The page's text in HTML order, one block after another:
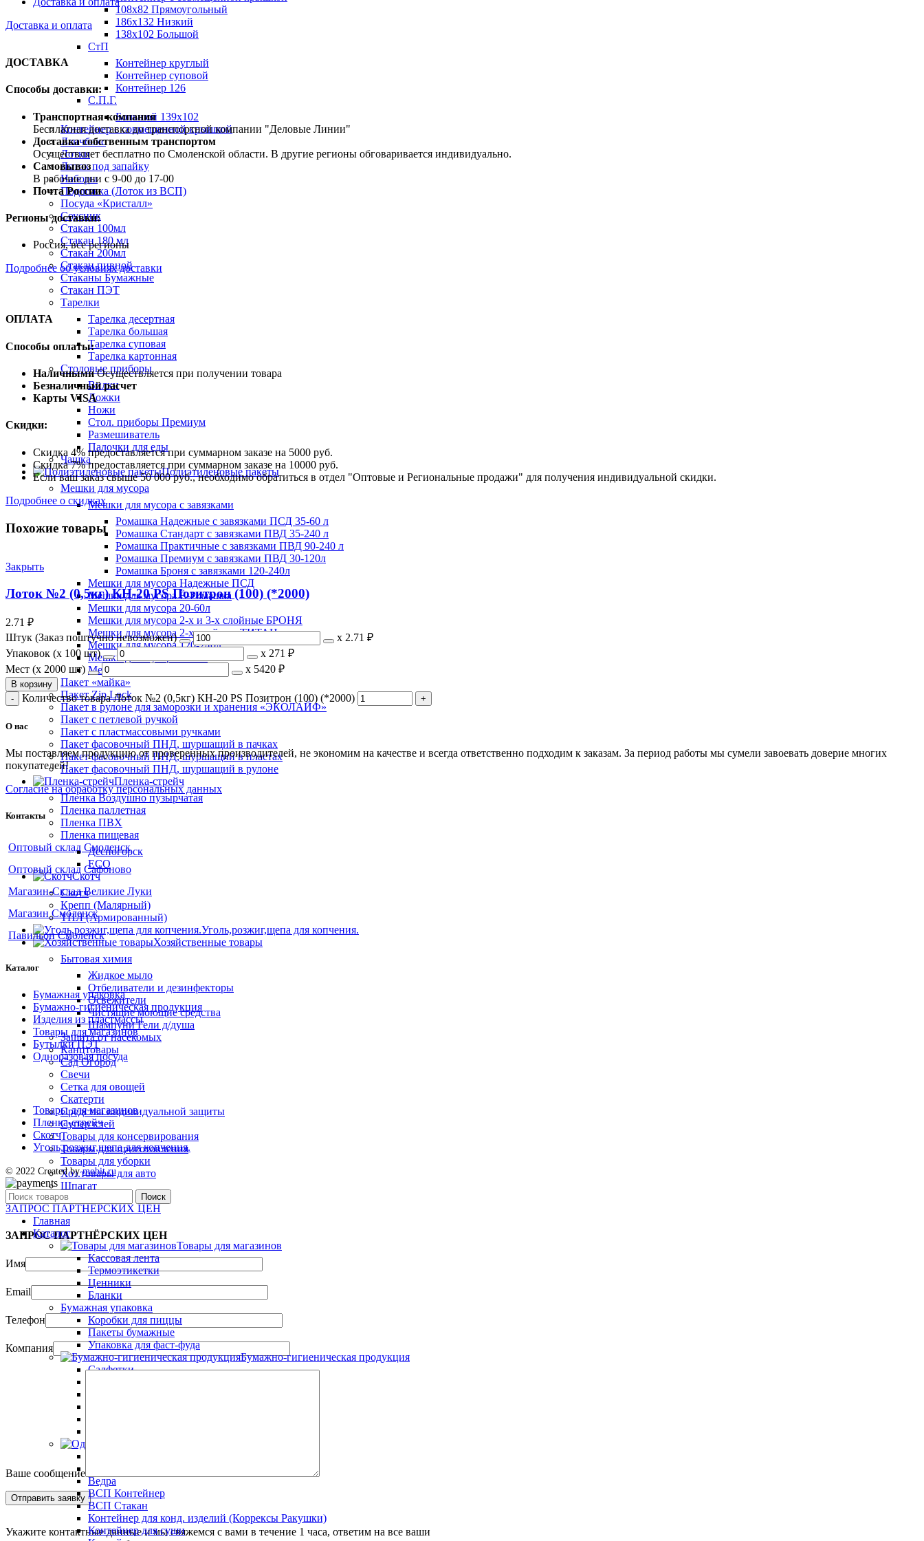
108х82 Прямоугольный
186х132 Низкий
138х102 Большой
СтП
Контейнер круглый
Контейнер суповой
Контейнер 126
С.П.Г.
Большой 139х102
Контейнер с совмещенной крышкой
Ланчбокс
Лотки
Лоток под запайку
Наборы
Подложка (Лоток из ВСП)
Посуда «Кристалл»
Соусник
Стакан 100мл
Стакан 180 мл
Стакан 200мл
Стакан пивной
Стаканы Бумажные
Стакан ПЭТ
Тарелки
Тарелка десертная
Тарелка большая
Тарелка суповая
Тарелка картонная
Столовые приборы
Вилки
Ложки
Ножи
Стол. приборы Премиум
Размешиватель
Палочки для еды
Чашка
Полиэтиленовые пакеты
Мешки для мусора
Мешки для мусора с завязками
Ромашка Надежные с завязками ПСД 35-60 л
Ромашка Стандарт с завязками ПВД 35-240 л
Ромашка Практичные с завязками ПВД 90-240 л
Ромашка Премиум с завязками ПВД 30-120л
Ромашка Броня с завязками 120-240л
Мешки для мусора Надежные ПСД
Мешки для мусора Ё-Ромашка
Мешки для мусора 20-60л
Мешки для мусора 2-х и 3-х слойные БРОНЯ
Мешки для мусора 2-х слойные ТИТАН
Мешки для мусора 120-240л
Мешки для мусора Пласт
Мешки для мусора ПРОФИ
Пакет «майка»
Пакет Zip Lock
Пакет в рулоне для заморозки и хранения «ЭКОЛАЙФ»
Пакет с петлевой ручкой
Пакет с пластмассовыми ручками
Пакет фасовочный ПНД, шуршащий в пачках
Пакет фасовочный ПНД, шуршащий в пластах
Пакет фасовочный ПНД, шуршащий в рулоне
Пленка-стрейч
Пленка Воздушно пузырчатая
Пленка паллетная
Пленка ПВХ
Пленка пищевая
Десногорск
ECO
Скотч
Скотч
Крепп (Малярный)
ТПЛ (Армированный)
Уголь,розжиг,щепа для копчения.
Хозяйственные товары
Бытовая химия
Жидкое мыло
Отбеливатели и дезинфекторы
Освежители
Чистящие моющие средства
Шампуни Гели д/душа
Защита от насекомых
Канцтовары
Сад Огород
Свечи
Сетка для овощей
Скатерти
Средства индивидуальной защиты
Супер клей
Товары для консервирования
Товары для приготовления
Товары для уборки
Хоз.товары для авто
Шпагат
ЗАПРОС ПАРТНЁРСКИХ ЦЕН
ЗАПРОС ПАРТНЁРСКИХ ЦЕН
Имя
Email
Телефон
Компания
Ваше сообщение
Укажите контактные данные и мы свяжемся с вами в течение 1 часа, ответим на все ваши
Доставка и оплата
ДОСТАВКА
Способы доставки:
Транспортная компания
Бесплатная доставка до транспортной компании "Деловые Линии"
Доставка собственным транспортом
Осуществляет бесплатно по Смоленской области. В другие регионы обговаривается индивидуально.
Самовывоз
В рабочие дни с 9-00 до 17-00
Почта России
Регионы доставки:
Россия, все регионы
Подробнее об условиях доставки
ОПЛАТА
Способы оплаты:
НаличнымиОсуществляется при получении товара
Безналичный расчет
Карты VISA
Скидки:
Скидка 4% предоставляется при суммарном заказе на 5000 руб.
Скидка 7% предоставляется при суммарном заказе на 10000 руб.
Если ваш заказ свыше 50 000 руб., необходимо обратиться в отдел "Оптовые и Региональные продажи" для получения индивидуальной скидки.
Подробнее о скидках
Похожие товары
Закрыть
Лоток №2 (0,5кг) КН-20 PS Позитрон (100) (*2000)
2.71 ₽
Штук (Заказ поштучно невозможен)
х 2.71 ₽
Упаковок (x 100 шт)
х 271 ₽
Мест (x 2000 шт)
х 5420 ₽
В корзину
Количество товара Лоток №2 (0,5кг) КН-20 PS Позитрон (100) (*2000)
О нас
Мы поставляем продукцию от проверенных производителей, не экономим на качестве и всегда ответственно подходим к заказам. За период работы мы сумели завоевать доверие многих
покупателей!
Согласие на обработку персональных данных
Контакты
Оптовый склад Смоленск
Оптовый склад Сафоново
Магазин-Склад Великие Луки
Магазин Смоленск
Павильон Смоленск
Каталог
Бумажная упаковка
Бумажно-гигиеническая продукция
Изделия из пластмассы
Товары для магазинов
Бутылки ПЭТ
Одноразовая посуда
Товары для магазинов
Пленка-стрейч
Скотч
Уголь,розжиг,щепа для копчения.
© 2022 Created bymobit.ru
Поиск
Главная
Каталог
Товары для магазинов
Кассовая лента
Термоэтикетки
Ценники
Бланки
Бумажная упаковка
Коробки для пиццы
Пакеты бумажные
Упаковка для фаст-фуда
Бумажно-гигиеническая продукция
Салфетки
Ведра
ВСП Контейнер
ВСП Стакан
Контейнер для конд. изделий (Коррексы Ракушки)
Контейнер для суши